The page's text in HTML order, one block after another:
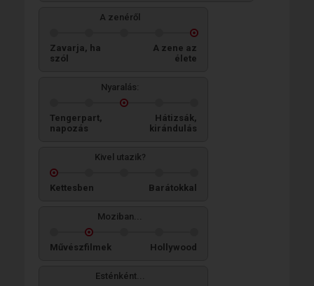
A zenéről
Zavarja, ha
szól
A zene az
élete
Nyaralás:
Tengerpart,
napozás
Hátizsák,
kirándulás
Kivel utazik?
Kettesben Barátokkal
Moziban...
Művészfilmek Hollywood
Esténként...